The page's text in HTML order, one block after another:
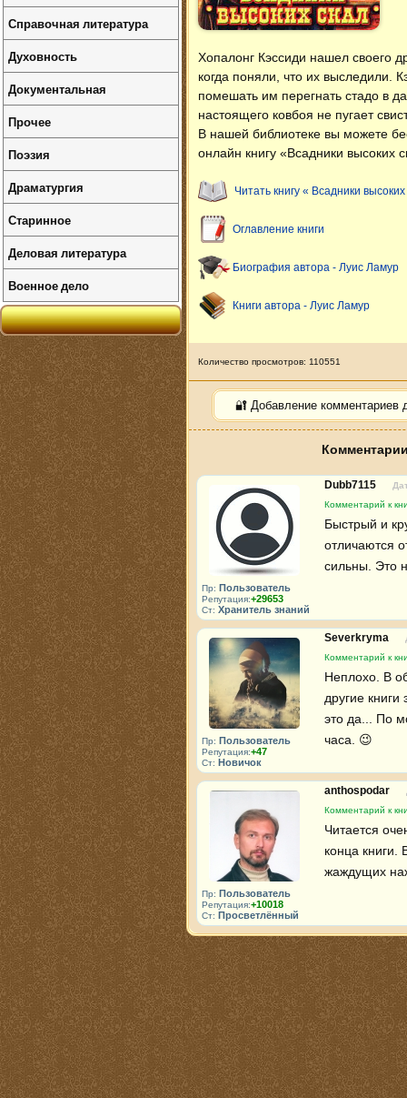
Хопалонг Кэссиди нашел своего
когда поняли, что их выследили.
помешать им перегнать стадо в
настоящего ковбоя не пугает
В нашей библиотеке вы можете
онлайн книгу «Всадники высоких
Читать книгу « Всадники
Оглавление книги
Биография автора - Луис Ламур
Книги автора - Луис Ламур
Количество просмотров: 110551
🔐 Добавление комментариев
Пр: Пользователь
Репутация:+29653
Ст: Хранитель знаний
Dubb7115
Комментарий к
Быстрый и
отличаются
сильны. Это
Пр: Пользователь
Репутация:+47
Ст: Новичок
Severkryma
Комментарий к
Неплохо. В
другие
это да... По
часа. 😉
Пр: Пользователь
Репутация:+10018
Ст: Просветлённый
anthospodar
Комментарий к
Читается
конца книги.
жаждущих
Справочная литература
Духовность
Документальная
Прочее
Поэзия
Драматургия
Старинное
Деловая литература
Военное дело